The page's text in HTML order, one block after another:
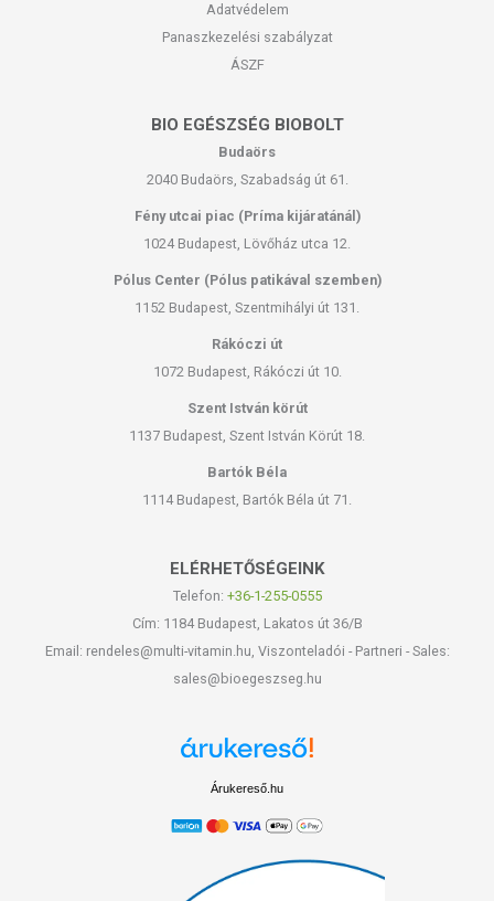
Adatvédelem
Panaszkezelési szabályzat
ÁSZF
BIO EGÉSZSÉG BIOBOLT
Budaörs
2040 Budaörs, Szabadság út 61.
Fény utcai piac (Príma kijáratánál)
1024 Budapest, Lövőház utca 12.
Pólus Center (Pólus patikával szemben)
1152 Budapest, Szentmihályi út 131.
Rákóczi út
1072 Budapest, Rákóczi út 10.
Szent István körút
1137 Budapest, Szent István Körút 18.
Bartók Béla
1114 Budapest, Bartók Béla út 71.
ELÉRHETŐSÉGEINK
Telefon: +36-1-255-0555
Cím: 1184 Budapest, Lakatos út 36/B
Email: rendeles@multi-vitamin.hu, Viszonteladói - Partneri - Sales:
sales@bioegeszseg.hu
Árukereső.hu